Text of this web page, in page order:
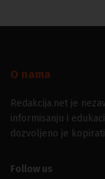
O nama
Redakcija.net je
informisanju i
dozvoljeno je
Follow us